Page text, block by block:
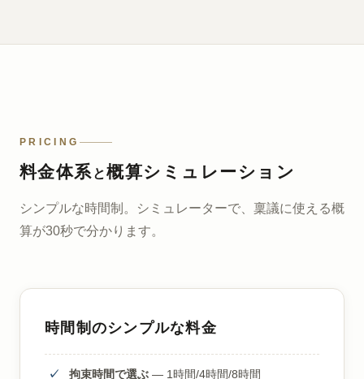
PRICING
料金体系と概算シミュレーション
シンプルな時間制。シミュレーターで、稟議に使える概
算が30秒で分かります。
時間制のシンプルな料金
拘束時間で選ぶ — 1時間/4時間/8時間